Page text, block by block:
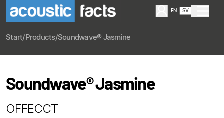
EN SV
Start/Products/Soundwave® Jasmine
Soundwave® Jasmine
OFFECCT